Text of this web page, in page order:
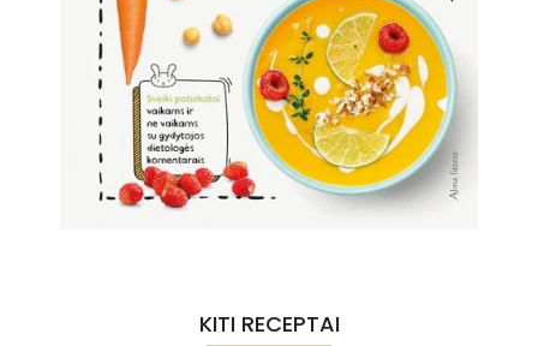
KITI RECEPTAI